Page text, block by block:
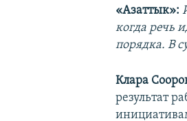
«Азаттык»:
когда речь
порядка. В
Клара
результат